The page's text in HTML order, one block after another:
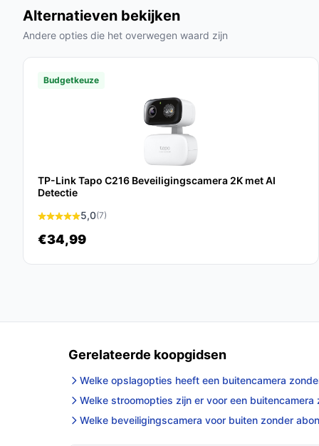
De KUUS.® OC3 onderscheidt zich door zijn
gebruiksvriendelijke app, wat niet altijd het geval
Conclusie
De KUUS.® OC3 Beveiligingscamera is een
oplossing voor zowel huishoudens als
en veilige opslag biedt deze camera alles wat u
Ontdek alle specificaties en vergelijk prijzen
wat perfect past bij jouw behoeften!
Alternatieven bekijken
Andere opties die het overwegen waard zijn
Budgetkeuze
TP-Link Tapo C216 Beveiligingscamera 2K met AI
Detectie
5,0(7)
€34,99
Gerelateerde koopgidsen
Welke opslagopties heeft een buitencamera
Welke stroomopties zijn er voor een buitencamera
Welke beveiligingscamera voor buiten zonder